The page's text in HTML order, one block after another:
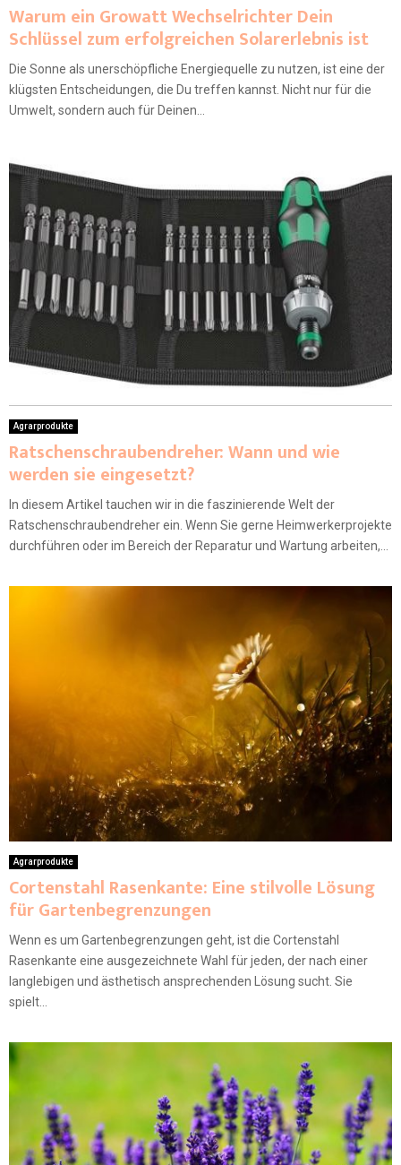
Warum ein Growatt Wechselrichter Dein
Schlüssel zum erfolgreichen Solarerlebnis ist
Die Sonne als unerschöpfliche Energiequelle zu nutzen, ist eine der
klügsten Entscheidungen, die Du treffen kannst. Nicht nur für die
Umwelt, sondern auch für Deinen...
Agrarprodukte
Ratschenschraubendreher: Wann und wie
werden sie eingesetzt?
In diesem Artikel tauchen wir in die faszinierende Welt der
Ratschenschraubendreher ein. Wenn Sie gerne Heimwerkerprojekte
durchführen oder im Bereich der Reparatur und Wartung arbeiten,...
Agrarprodukte
Cortenstahl Rasenkante: Eine stilvolle Lösung
für Gartenbegrenzungen
Wenn es um Gartenbegrenzungen geht, ist die Cortenstahl
Rasenkante eine ausgezeichnete Wahl für jeden, der nach einer
langlebigen und ästhetisch ansprechenden Lösung sucht. Sie
spielt...